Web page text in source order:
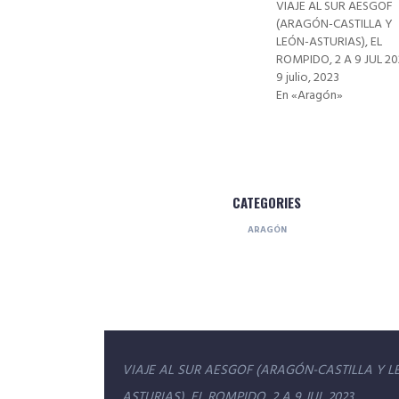
VIAJE AL SUR AESGOF
(ARAGÓN-CASTILLA Y
LEÓN-ASTURIAS), EL
ROMPIDO, 2 A 9 JUL
9 julio, 2023
En «Aragón»
CATEGORIES
ARAGÓN
Navegación
VIAJE AL SUR AESGOF (ARAGÓN-CASTILLA Y